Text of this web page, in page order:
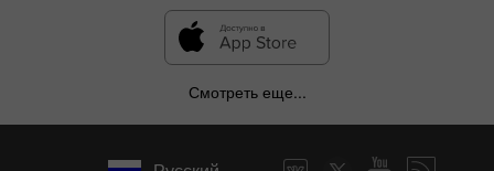
Смотреть еще...